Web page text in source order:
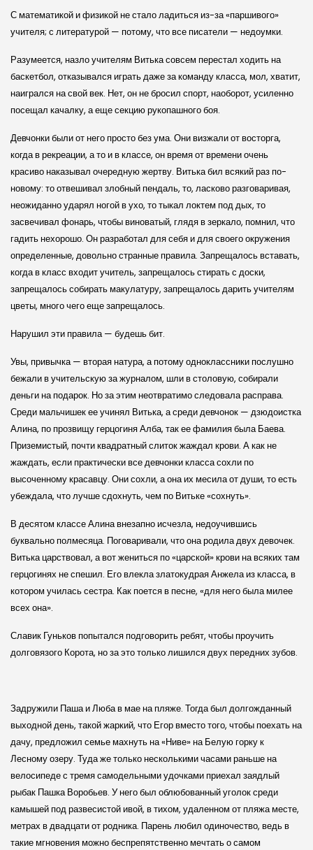
С математикой и физикой не стало ладиться из-за «паршивого»
учителя; с литературой — потому, что все писатели — недоумки.
Разумеется, назло учителям Витька совсем перестал ходить на
баскетбол, отказывался играть даже за команду класса, мол, хватит,
наигрался на свой век. Нет, он не бросил спорт, наоборот, усиленно
посещал качалку, а еще секцию рукопашного боя.
Девчонки были от него просто без ума. Они визжали от восторга,
когда в рекреации, а то и в классе, он время от времени очень
красиво наказывал очередную жертву. Витька бил всякий раз по-
новому: то отвешивал злобный пендаль, то, ласково разговаривая,
неожиданно ударял ногой в ухо, то тыкал локтем под дых, то
засвечивал фонарь, чтобы виноватый, глядя в зеркало, помнил, что
гадить нехорошо. Он разработал для себя и для своего окружения
определенные, довольно странные правила. Запрещалось вставать,
когда в класс входит учитель, запрещалось стирать с доски,
запрещалось собирать макулатуру, запрещалось дарить учителям
цветы, много чего еще запрещалось.
Нарушил эти правила — будешь бит.
Увы, привычка — вторая натура, а потому одноклассники послушно
бежали в учительскую за журналом, шли в столовую, собирали
деньги на подарок. Но за этим неотвратимо следовала расправа.
Среди мальчишек ее учинял Витька, а среди девчонок — дзюдоистка
Алина, по прозвищу герцогиня Алба, так ее фамилия была Баева.
Приземистый, почти квадратный слиток жаждал крови. А как не
жаждать, если практически все девчонки класса сохли по
высоченному красавцу. Они сохли, а она их месила от души, то есть
убеждала, что лучше сдохнуть, чем по Витьке «сохнуть».
В десятом классе Алина внезапно исчезла, недоучившись
буквально полмесяца. Поговаривали, что она родила двух девочек.
Витька царствовал, а вот жениться по «царской» крови на всяких там
герцогинях не спешил. Его влекла златокудрая Анжела из класса, в
котором училась сестра. Как поется в песне, «для него была милее
всех она».
Славик Гуньков попытался подговорить ребят, чтобы проучить
долговязого Корота, но за это только лишился двух передних зубов.
Задружили Паша и Люба в мае на пляже. Тогда был долгожданный
выходной день, такой жаркий, что Егор вместо того, чтобы поехать на
дачу, предложил семье махнуть на «Ниве» на Белую горку к
Лесному озеру. Туда же только несколькими часами раньше на
велосипеде с тремя самодельными удочками приехал заядлый
рыбак Пашка Воробьев. У него был облюбованный уголок среди
камышей под развесистой ивой, в тихом, удаленном от пляжа месте,
метрах в двадцати от родника. Парень любил одиночество, ведь в
такие мгновения можно беспрепятственно мечтать о самом